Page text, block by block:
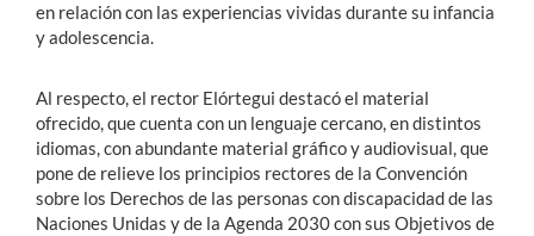
en relación con las experiencias vividas durante su infancia
y adolescencia.
Al respecto, el rector Elórtegui destacó el material
ofrecido, que cuenta con un lenguaje cercano, en distintos
idiomas, con abundante material gráfico y audiovisual, que
pone de relieve los principios rectores de la Convención
sobre los Derechos de las personas con discapacidad de las
Naciones Unidas y de la Agenda 2030 con sus Objetivos de